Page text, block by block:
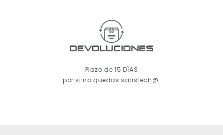
Devoluciones
Plazo de 15 DÍAS
por si no quedas satisfech@.